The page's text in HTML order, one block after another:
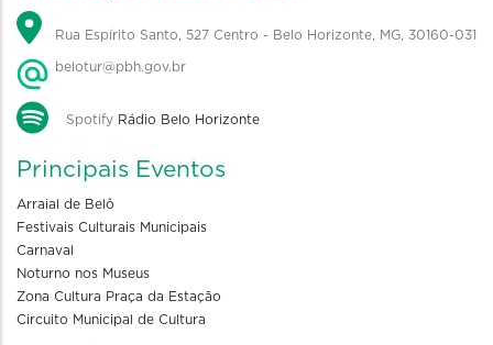
Rua Espírito Santo, 527 Centro - Belo Horizonte, MG, 30160-031
belotur@pbh.gov.br
Spotify Rádio Belo Horizonte
Principais Eventos
Arraial de Belô
Festivais Culturais Municipais
Carnaval
Noturno nos Museus
Zona Cultura Praça da Estação
Circuito Municipal de Cultura